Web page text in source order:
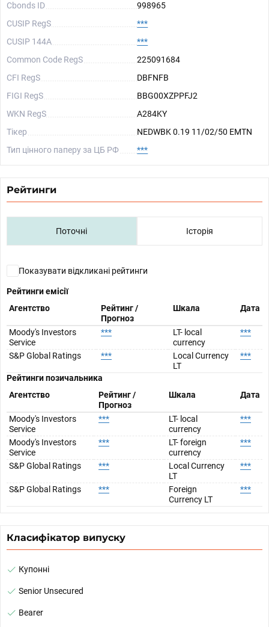
Cbonds ID
998965
CUSIP RegS
***
CUSIP 144A
***
Common Code RegS
225091684
CFI RegS
DBFNFB
FIGI RegS
BBG00XZPPFJ2
WKN RegS
A284KY
Тікер
NEDWBK 0.19 11/02/50 EMTN
Тип цінного паперу за ЦБ РФ
***
Рейтинги
Поточні Історія
Показувати відкликані рейтинги
Рейтинги емісії
Агентство
Рейтинг /
Прогноз
Шкала Дата
Moody's Investors
Service
***
LT- local
currency
***
S&P Global Ratings ***
Local Currency
LT
***
Рейтинги позичальника
Агентство
Рейтинг /
Прогноз
Шкала Дата
Moody's Investors
Service
***
LT- local
currency
***
Moody's Investors
Service
***
LT- foreign
currency
***
S&P Global Ratings ***
Local Currency
LT
***
S&P Global Ratings ***
Foreign
Currency LT
***
Класифікатор випуску
Купонні
Senior Unsecured
Bearer